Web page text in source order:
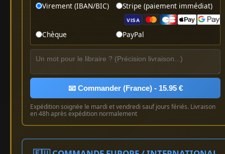
Virement (IBAN/BIC)
Stripe (paiement immédiat)
VISA
Chèque PayPal
📧 Commander (France) - 15.95 €
Expédition soignée le mardi et vendredi sauf jours fériés. Livraison
en 48h après expédition normalement